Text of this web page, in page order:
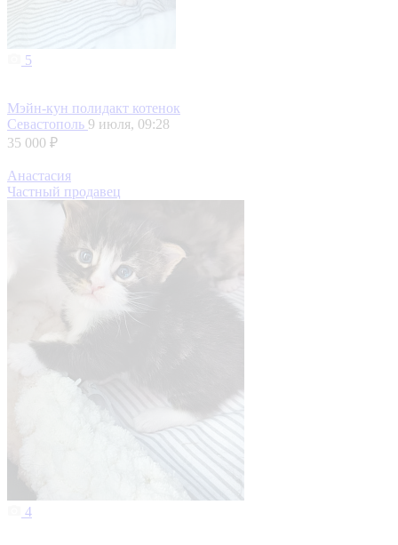
5
Мэйн-кун полидакт котенок
Севастополь 9 июля, 09:28
35 000 ₽
Анастасия
Частный продавец
4